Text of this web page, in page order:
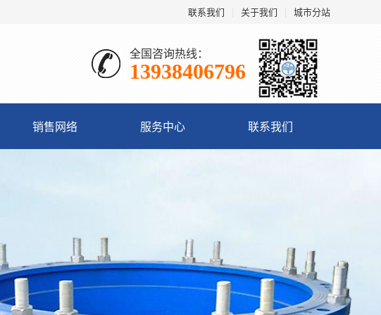
联系我们 关于我们 城市分站
全国咨询热线：
13938406796
销售网络 服务中心 联系我们